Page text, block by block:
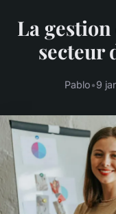
La gestion
secteur
Pablo•9